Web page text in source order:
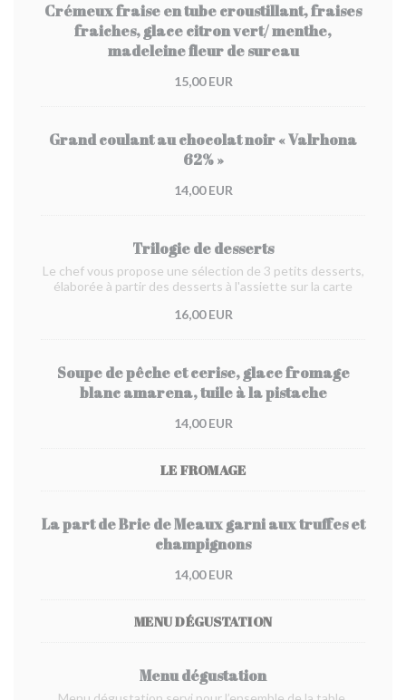
Crémeux fraise en tube croustillant, fraises
fraiches, glace citron vert/ menthe,
madeleine fleur de sureau
15,00 EUR
Grand coulant au chocolat noir « Valrhona
62% »
14,00 EUR
Trilogie de desserts
Le chef vous propose une sélection de 3 petits desserts,
élaborée à partir des desserts à l'assiette sur la carte
16,00 EUR
Soupe de pêche et cerise, glace fromage
blanc amarena, tuile à la pistache
14,00 EUR
LE FROMAGE
La part de Brie de Meaux garni aux truffes et
champignons
14,00 EUR
MENU DÉGUSTATION
Menu dégustation